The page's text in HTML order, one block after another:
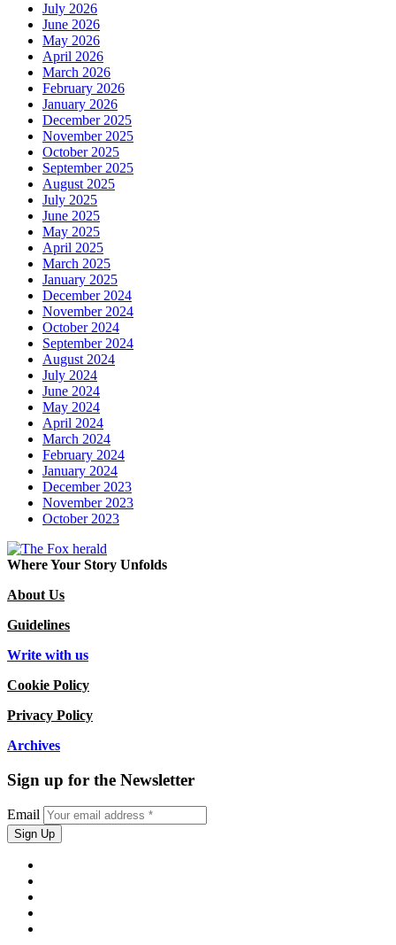
July 2026
June 2026
May 2026
April 2026
March 2026
February 2026
January 2026
December 2025
November 2025
October 2025
September 2025
August 2025
July 2025
June 2025
May 2025
April 2025
March 2025
January 2025
December 2024
November 2024
October 2024
September 2024
August 2024
July 2024
June 2024
May 2024
April 2024
March 2024
February 2024
January 2024
December 2023
November 2023
October 2023
Where Your Story Unfolds
About Us
Guidelines
Write with us
Cookie Policy
Privacy Policy
Archives
Sign up for the Newsletter
Email